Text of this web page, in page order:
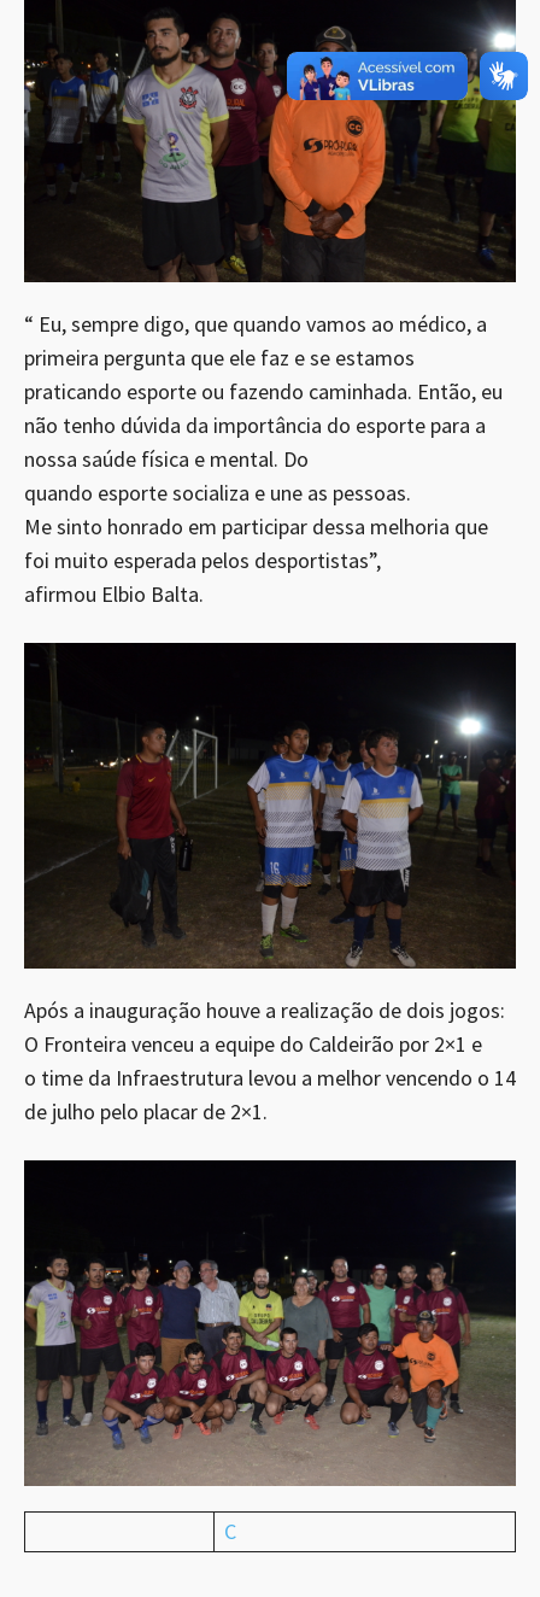
“ Eu, sempre digo, que quando vamos ao médico, a
primeira pergunta que ele faz e se estamos
praticando esporte ou fazendo caminhada. Então, eu
não tenho dúvida da importância do esporte para a
nossa saúde física e mental. Do
quando esporte socializa e une as pessoas.
Me sinto honrado em participar dessa melhoria que
foi muito esperada pelos desportistas”,
afirmou Elbio Balta.
Após a inauguração houve a realização de dois jogos:
O Fronteira venceu a equipe do Caldeirão por 2×1 e
o time da Infraestrutura levou a melhor vencendo o 14
de julho pelo placar de 2×1.
C